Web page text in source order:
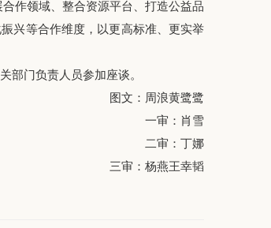
作领域、整合资源平台、打造公益品
兴等合作维度，以更高标准、更实举
部门负责人员参加座谈。
图文：周浪黄鹭鹭
一审：肖雪
二审：丁娜
三审：杨燕王幸韬